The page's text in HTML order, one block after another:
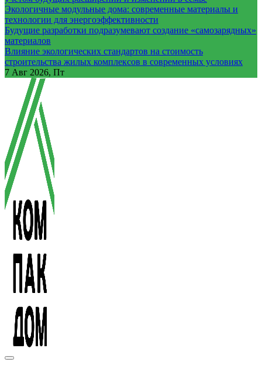
Экологичные модульные дома: современные материалы и
технологии для энергоэффективности
Будущие разработки подразумевают создание «самозарядных»
материалов
Влияние экологических стандартов на стоимость
строительства жилых комплексов в современных условиях
7 Авг 2026, Пт